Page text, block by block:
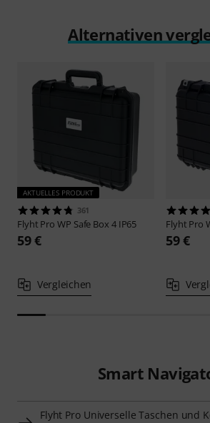
Alternativen
AKTUELLES PRODUKT
361
Flyht ProWP Safe Box 4 IP65
59 €
Vergleichen
Flyht Pro
59 €
Smart
Flyht Pro Universelle Taschen und